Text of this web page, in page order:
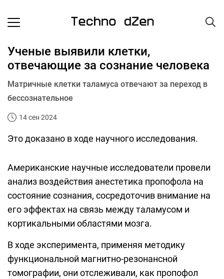
Ученые выявили клетки,
отвечающие за сознание человека
Матричные клетки таламуса отвечают за переход в
бессознательное
14 сен 2024
Это доказано в ходе научного исследования.
Американские научные исследователи провели
анализ воздействия анестетика пропофола на
состояние сознания, сосредоточив внимание на
его эффектах на связь между таламусом и
кортикальными областями мозга.
В ходе эксперимента, применяя методику
функциональной магнитно-резонансной
томографии, они отслеживали, как пропофол